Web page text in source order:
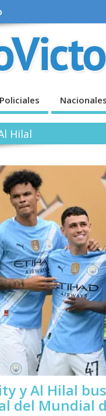
Policiales Nacionales
Hilal
y Al Hilal
del Mundial